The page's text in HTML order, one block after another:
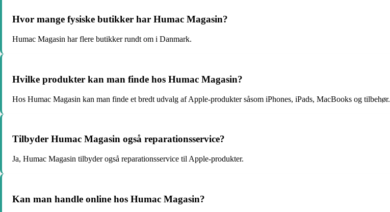
Hvor mange fysiske butikker har Humac Magasin?
Humac Magasin har flere butikker rundt om i Danmark.
Hvilke produkter kan man finde hos Humac Magasin?
Hos Humac Magasin kan man finde et bredt udvalg af Apple-produkter såsom iPhones, iPads, MacBooks og tilbehør.
Tilbyder Humac Magasin også reparationsservice?
Ja, Humac Magasin tilbyder også reparationsservice til Apple-produkter.
Kan man handle online hos Humac Magasin?